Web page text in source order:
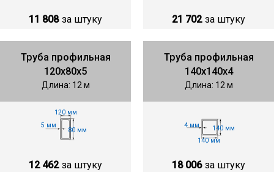
11 808 за штуку 21 702 за штуку
Труба профильная
120х80х5
Длина: 12 м
5 мм
80 мм
120 мм
12 462 за штуку
Труба профильная
140х140х4
Длина: 12 м
4 мм
140 мм
140 мм
18 006 за штуку